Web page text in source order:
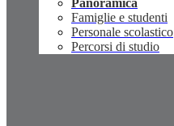
Panoramica
Famiglie e studenti
Personale scolastico
Percorsi di studio